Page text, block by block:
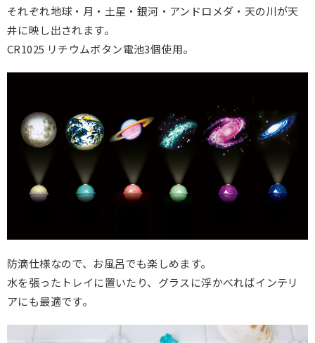
それぞれ地球・月・土星・銀河・アンドロメダ・天の川が天
井に映し出されます。
CR1025 リチウムボタン電池3個使用。
防滴仕様なので、お風呂でも楽しめます。
水を張ったトレイに置いたり、グラスに浮かべればインテリ
アにも最適です。